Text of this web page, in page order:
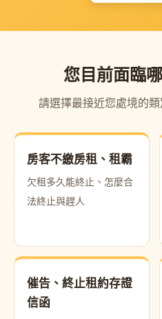
您目前面臨
請選擇最接近您處境的
房客不繳房租、租霸
欠租多久能終止、怎麼合
法終止與趕人
催告、終止租約存證
信函